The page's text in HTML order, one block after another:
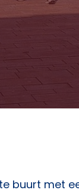
buurt met